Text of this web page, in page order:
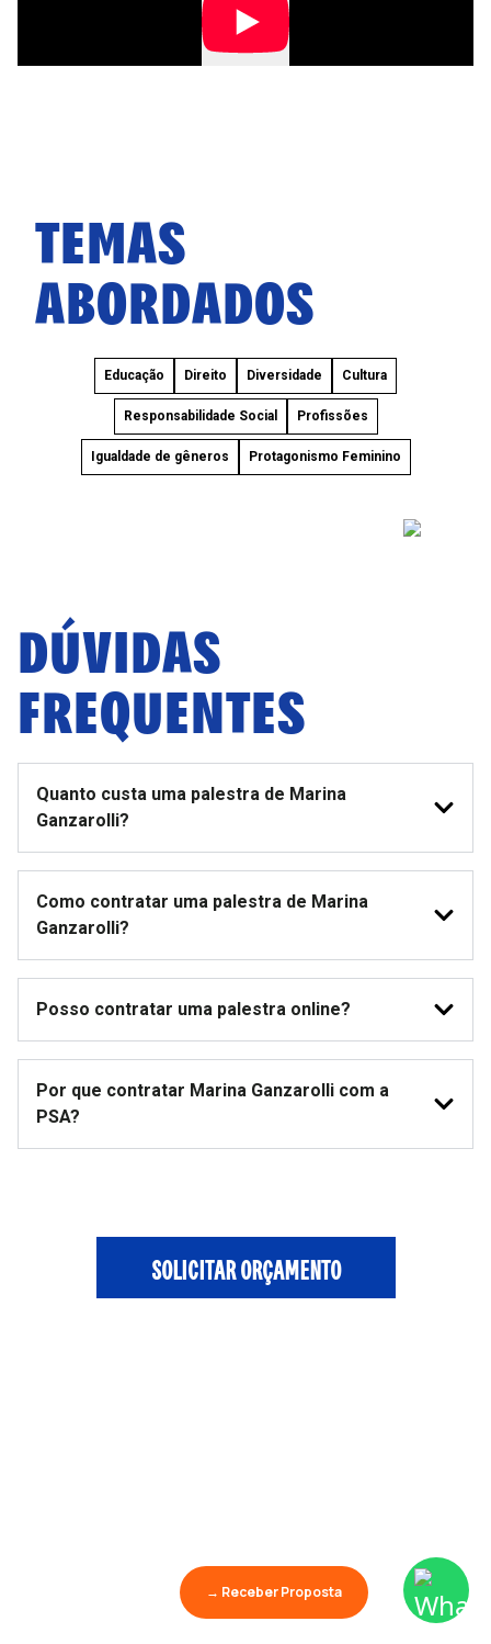
TEMAS
ABORDADOS
Educação Direito Diversidade Cultura
Responsabilidade Social Profissões
Igualdade de gêneros Protagonismo Feminino
DÚVIDAS
FREQUENTES
Quanto custa uma palestra de Marina
Ganzarolli?
Como contratar uma palestra de Marina
Ganzarolli?
Posso contratar uma palestra online?
Por que contratar Marina Ganzarolli com a
PSA?
SOLICITAR ORÇAMENTO
→ Receber Proposta